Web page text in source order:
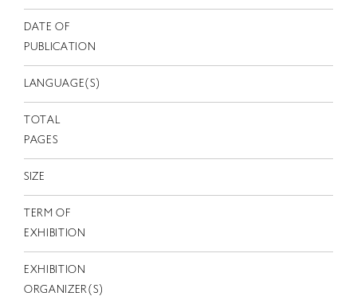
DATE OF
PUBLICATION
LANGUAGE(S)
TOTAL
PAGES
SIZE
TERM OF
EXHIBITION
EXHIBITION
ORGANIZER(S)